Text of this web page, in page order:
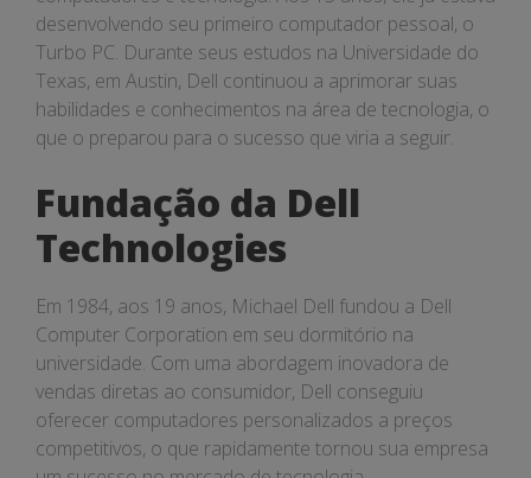
desenvolvendo seu primeiro computador pessoal, o
Turbo PC. Durante seus estudos na Universidade do
Texas, em Austin, Dell continuou a aprimorar suas
habilidades e conhecimentos na área de tecnologia, o
que o preparou para o sucesso que viria a seguir.
Fundação da Dell
Technologies
Em 1984, aos 19 anos, Michael Dell fundou a Dell
Computer Corporation em seu dormitório na
universidade. Com uma abordagem inovadora de
vendas diretas ao consumidor, Dell conseguiu
oferecer computadores personalizados a preços
competitivos, o que rapidamente tornou sua empresa